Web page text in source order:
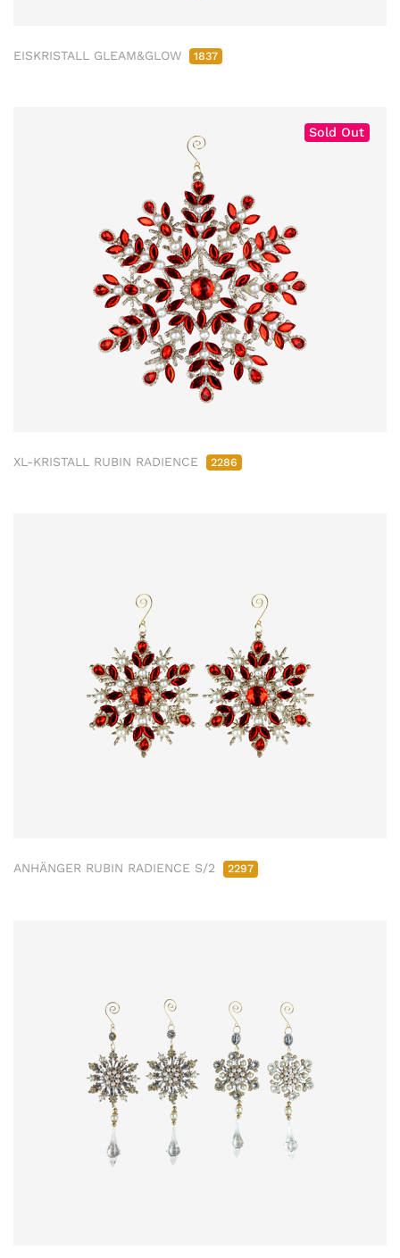
EISKRISTALL GLEAM&GLOW 1837
Sold Out
XL-KRISTALL RUBIN RADIENCE 2286
ANHÄNGER RUBIN RADIENCE S/2 2297